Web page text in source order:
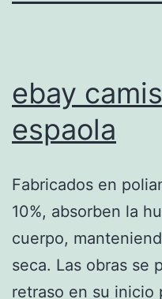
ebay
espaola
Fabricados en
10%, absorben la
cuerpo,
seca. Las obras se
retraso en su inicio